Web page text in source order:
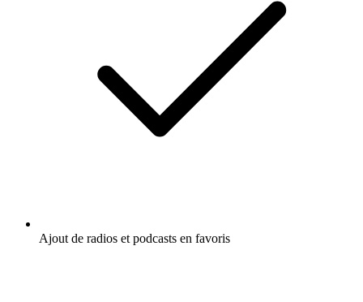
Ajout de radios et podcasts en favoris